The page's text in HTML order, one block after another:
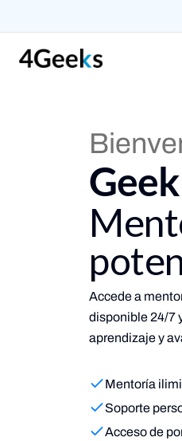
Geek
Accede a
disponible 24/7
aprendizaje y
Mentoría
Soporte
Acceso de